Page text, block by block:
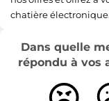
chatière
Dans quelle
répondu à vos